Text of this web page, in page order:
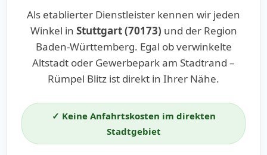
Als etablierter Dienstleister kennen wir jeden
Winkel in Stuttgart (70173) und der Region
Baden-Württemberg. Egal ob verwinkelte
Altstadt oder Gewerbepark am Stadtrand –
Rümpel Blitz ist direkt in Ihrer Nähe.
✓ Keine Anfahrtskosten im direkten
Stadtgebiet